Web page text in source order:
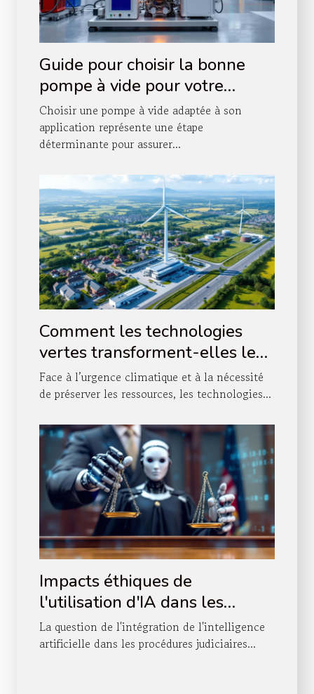
Guide pour choisir la bonne
pompe à vide pour votre
application
Choisir une pompe à vide adaptée à son
application représente une étape
déterminante pour assurer...
Comment les technologies
vertes transforment-elles les
industries traditionnelles ?
Face à l’urgence climatique et à la nécessité
de préserver les ressources, les technologies...
Impacts éthiques de
l'utilisation d'IA dans les
procédures judiciaires
La question de l'intégration de l'intelligence
artificielle dans les procédures judiciaires...